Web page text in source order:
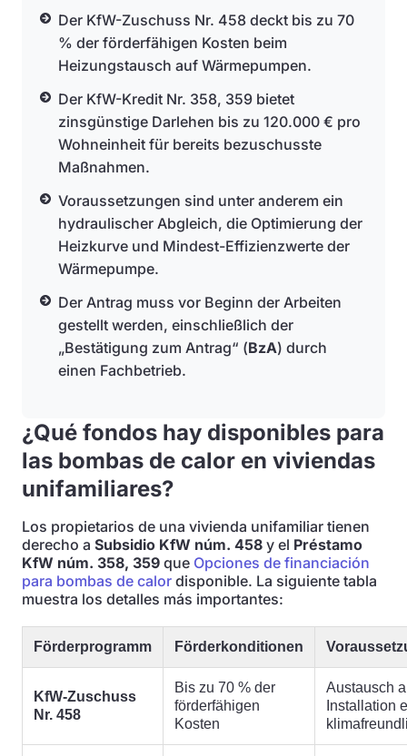
Der KfW-Zuschuss Nr. 458 deckt bis zu 70
% der förderfähigen Kosten beim
Heizungstausch auf Wärmepumpen.
Der KfW-Kredit Nr. 358, 359 bietet
zinsgünstige Darlehen bis zu 120.000 € pro
Wohneinheit für bereits bezuschusste
Maßnahmen.
Voraussetzungen sind unter anderem ein
hydraulischer Abgleich, die Optimierung der
Heizkurve und Mindest-Effizienzwerte der
Wärmepumpe.
Der Antrag muss vor Beginn der Arbeiten
gestellt werden, einschließlich der
„Bestätigung zum Antrag“ (BzA) durch
einen Fachbetrieb.
¿Qué fondos hay disponibles para
las bombas de calor en viviendas
unifamiliares?
Los propietarios de una vivienda unifamiliar tienen
derecho a Subsidio KfW núm. 458 y el Préstamo
KfW núm. 358, 359 que Opciones de financiación
para bombas de calor disponible. La siguiente tabla
muestra los detalles más importantes:
Förderprogramm Förderkonditionen
KfW-Zuschuss
Nr. 458
Bis zu 70 % der
förderfähigen
Kosten
Austausch
Installation